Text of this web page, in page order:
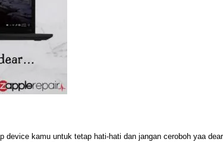
device kamu untuk tetap hati-hati dan jangan ceroboh yaa